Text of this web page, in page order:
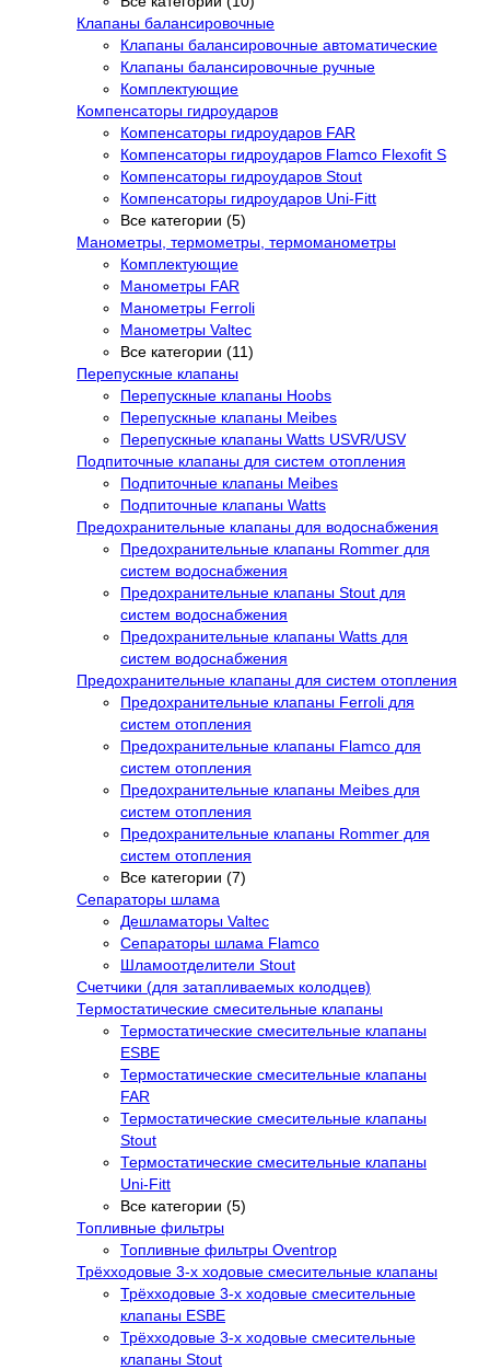
Клапаны балансировочные
Клапаны балансировочные автоматические
Клапаны балансировочные ручные
Комплектующие
Компенсаторы гидроударов
Компенсаторы гидроударов FAR
Компенсаторы гидроударов Flamco Flexofit S
Компенсаторы гидроударов Stout
Компенсаторы гидроударов Uni-Fitt
Все категории (5)
Манометры, термометры, термоманометры
Комплектующие
Манометры FAR
Манометры Ferroli
Манометры Valtec
Все категории (11)
Перепускные клапаны
Перепускные клапаны Hoobs
Перепускные клапаны Meibes
Перепускные клапаны Watts USVR/USV
Подпиточные клапаны для систем отопления
Подпиточные клапаны Meibes
Подпиточные клапаны Watts
Предохранительные клапаны для водоснабжения
Предохранительные клапаны Rommer для
систем водоснабжения
Предохранительные клапаны Stout для
систем водоснабжения
Предохранительные клапаны Watts для
систем водоснабжения
Предохранительные клапаны для систем отопления
Предохранительные клапаны Ferroli для
систем отопления
Предохранительные клапаны Flamco для
систем отопления
Предохранительные клапаны Meibes для
систем отопления
Предохранительные клапаны Rommer для
систем отопления
Все категории (7)
Сепараторы шлама
Дешламаторы Valtec
Сепараторы шлама Flamco
Шламоотделители Stout
Счетчики (для затапливаемых колодцев)
Термостатические смесительные клапаны
Термостатические смесительные клапаны
ESBE
Термостатические смесительные клапаны
FAR
Термостатические смесительные клапаны
Stout
Термостатические смесительные клапаны
Uni-Fitt
Все категории (5)
Топливные фильтры
Топливные фильтры Oventrop
Трёхходовые 3-х ходовые смесительные клапаны
Трёхходовые 3-х ходовые смесительные
клапаны ESBE
Трёхходовые 3-х ходовые смесительные
клапаны Stout